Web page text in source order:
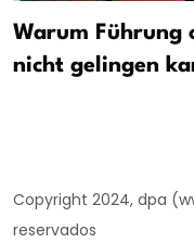
Warum Führung
nicht gelingen
Copyright 2024, dpa
reservados